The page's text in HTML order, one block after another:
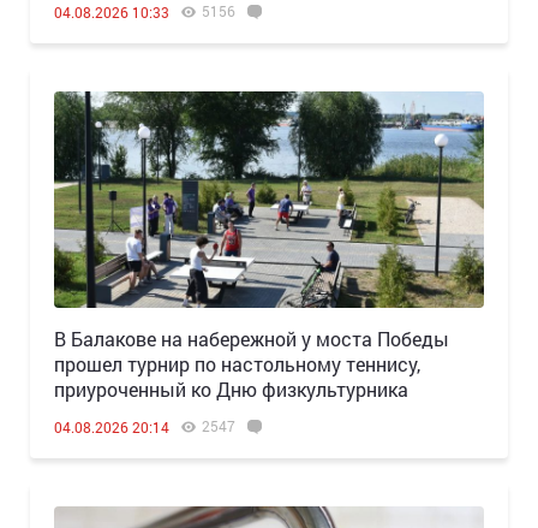
04.08.2026 10:33 5156
В Балакове на набережной у моста Победы
прошел турнир по настольному теннису,
приуроченный ко Дню физкультурника
04.08.2026 20:14 2547